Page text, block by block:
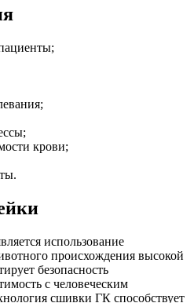
крови;
использование
происхождения высокой
безопасность
с человеческим
сшивки ГК способствует